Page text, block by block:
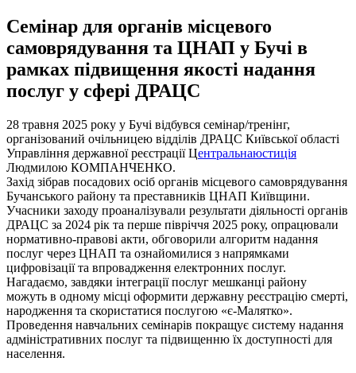
Семінар для органів місцевого
самоврядування та ЦНАП у Бучі в
рамках підвищення якості надання
послуг у сфері ДРАЦС
28 травня 2025 року у Бучі відбувся семінар/тренінг,
організований очільницею відділів ДРАЦС Київської області
Управління державної реєстрації Центральнаюстиція
Людмилою КОМПАНЧЕНКО.
Захід зібрав посадових осіб органів місцевого самоврядування
Бучанського району та преставників ЦНАП Київщини.
Учасники заходу проаналізували результати діяльності органів
ДРАЦС за 2024 рік та перше півріччя 2025 року, опрацювали
нормативно-правові акти, обговорили алгоритм надання
послуг через ЦНАП та ознайомилися з напрямками
цифровізації та впровадження електронних послуг.
Нагадаємо, завдяки інтеграції послуг мешканці району
можуть в одному місці оформити державну реєстрацію смерті,
народження та скористатися послугою «є-Малятко».
Проведення навчальних семінарів покращує систему надання
адміністративних послуг та підвищенню їх доступності для
населення.